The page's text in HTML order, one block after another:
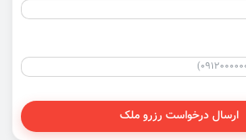
ارسال درخواست رزرو ملک